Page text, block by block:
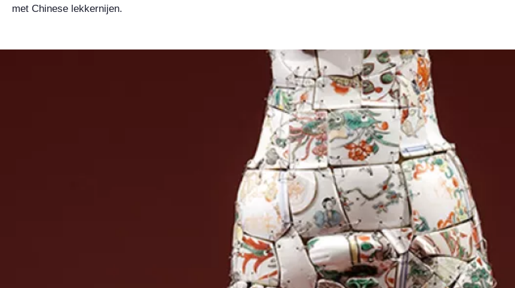
met Chinese lekkernijen.